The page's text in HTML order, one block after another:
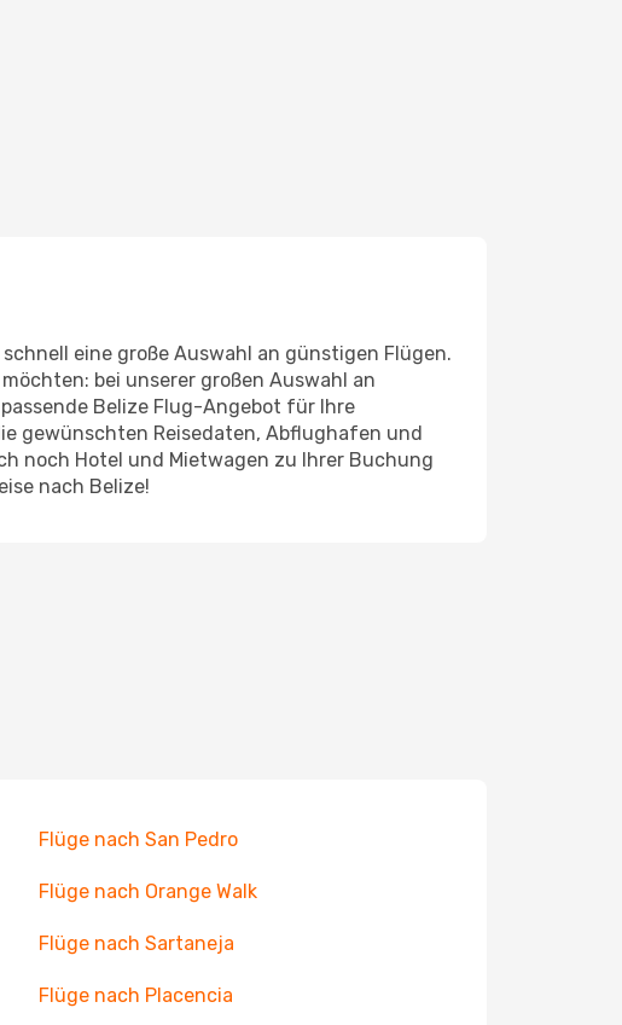
eine große Auswahl an günstigen Flügen.
bei unserer großen Auswahl an
Belize Flug-Angebot für Ihre
gewünschten Reisedaten, Abflughafen und
noch Hotel und Mietwagen zu Ihrer Buchung
nach Belize!
Flüge nach San Pedro
Flüge nach Orange Walk
Flüge nach Sartaneja
Flüge nach Placencia